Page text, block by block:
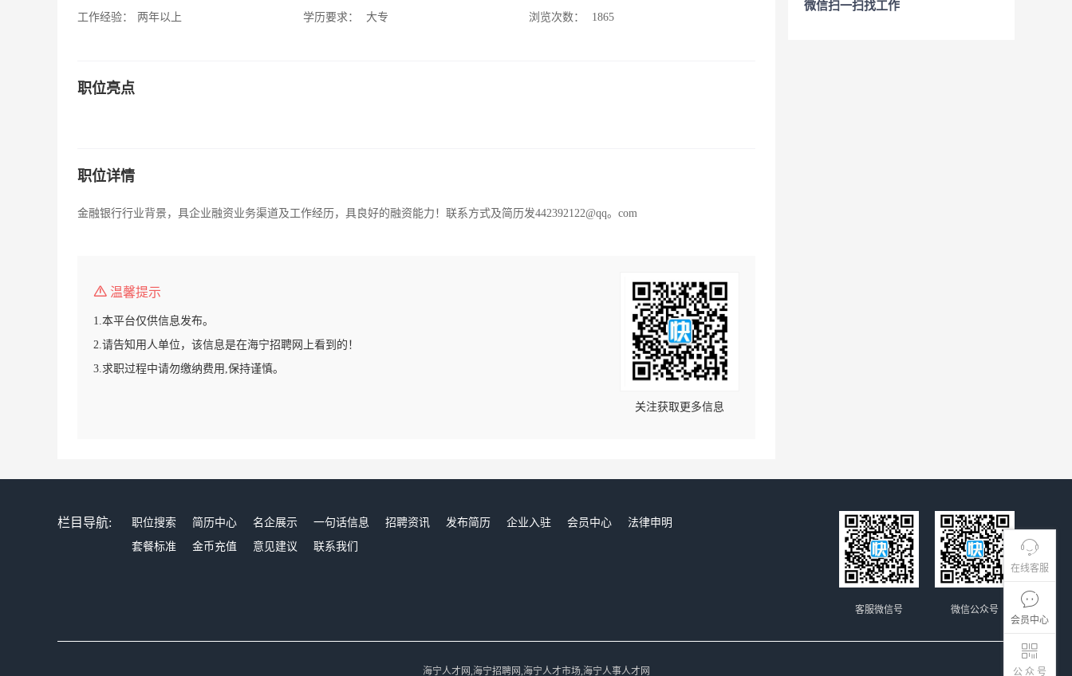
在线客服
会员中心
公 众 号
工作经验：
两年以上
学历要求：
大专
浏览次数：
1865
职位亮点
职位详情
金融银行行业背景，具企业融资业务渠道及工作经历，具良好的融资能力！联系方式及简历发442392122@qq。com
温馨提示
1.本平台仅供信息发布。
2.请告知用人单位，该信息是在海宁招聘网上看到的！
3.求职过程中请勿缴纳费用,保持谨慎。
关注获取更多信息
微信扫一扫找工作
栏目导航: 职位搜索 简历中心 名企展示 一句话信息 招聘资讯 发布简历 企业入驻 会员中心
法律申明
套餐标准
金币充值 意见建议 联系我们
微信公众号
客服微信号
海宁人才网,海宁招聘网,海宁人才市场,海宁人事人才网